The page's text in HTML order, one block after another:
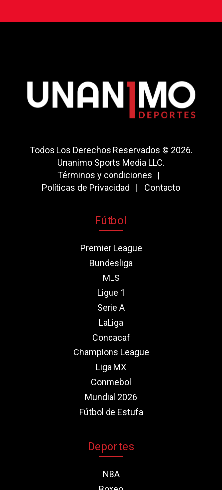
Todos Los Derechos Reservados © 2026.
Unanimo Sports Media LLC.
Términos y condiciones
Políticas de Privacidad
Contacto
Fútbol
Premier League
Bundesliga
MLS
Ligue 1
Serie A
LaLiga
Concacaf
Champions League
Liga MX
Conmebol
Mundial 2026
Fútbol de Estufa
Deportes
NBA